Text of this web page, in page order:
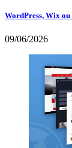
WordPress, Wix
09/06/2026